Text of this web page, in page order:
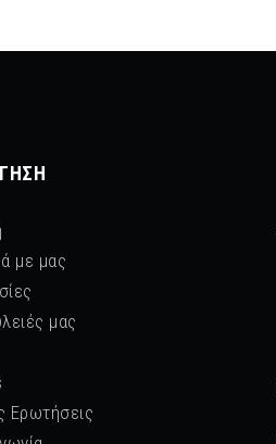
με μας
μας
Ερωτήσεις